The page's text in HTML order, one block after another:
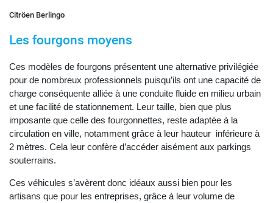
Citröen Berlingo
Les fourgons moyens
Ces modèles de fourgons présentent une alternative privilégiée
pour de nombreux professionnels puisqu’ils ont une capacité de
charge conséquente alliée à une conduite fluide en milieu urbain
et une facilité de stationnement. Leur taille, bien que plus
imposante que celle des fourgonnettes, reste adaptée à la
circulation en ville, notamment grâce à leur hauteur inférieure à
2 mètres. Cela leur confère d’accéder aisément aux parkings
souterrains.
Ces véhicules s’avèrent donc idéaux aussi bien pour les
artisans que pour les entreprises, grâce à leur volume de